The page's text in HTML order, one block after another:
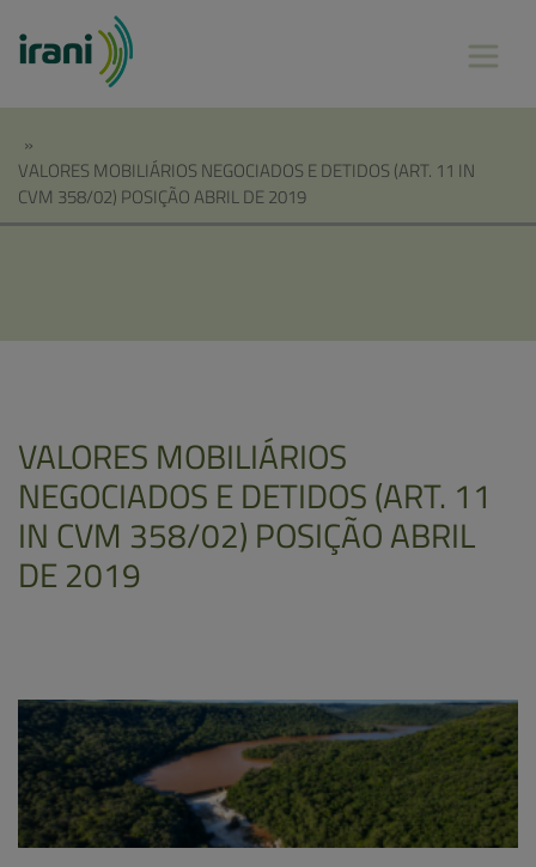
»
VALORES MOBILIÁRIOS NEGOCIADOS E DETIDOS (ART. 11 IN
CVM 358/02) POSIÇÃO ABRIL DE 2019
VALORES MOBILIÁRIOS
NEGOCIADOS E DETIDOS (ART. 11
IN CVM 358/02) POSIÇÃO ABRIL
DE 2019